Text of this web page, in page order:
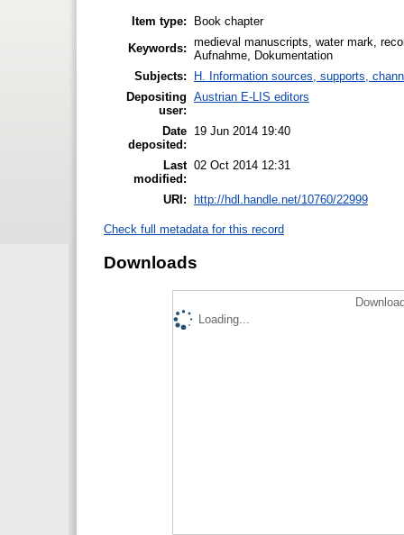
Item type:
Book chapter
Keywords: medieval manuscripts, water mark,
Aufnahme, Dokumentation
Subjects:
H. Information sources, supports,
Depositing
user:
Austrian E-LIS editors
Date
deposited:
19 Jun 2014 19:40
Last
modified:
02 Oct 2014 12:31
URI: http://hdl.handle.net/10760/22999
Check full metadata for this record
Downloads
Loading...